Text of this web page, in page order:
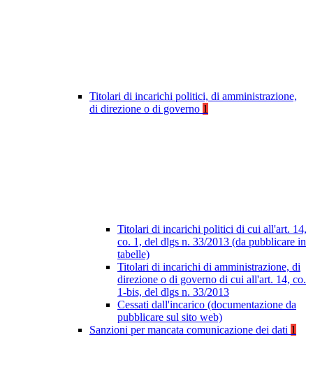
Titolari di incarichi politici, di amministrazione,
di direzione o di governo 1
Titolari di incarichi politici di cui all'art. 14,
co. 1, del dlgs n. 33/2013 (da pubblicare in
tabelle)
Titolari di incarichi di amministrazione, di
direzione o di governo di cui all'art. 14, co.
1-bis, del dlgs n. 33/2013
Cessati dall'incarico (documentazione da
pubblicare sul sito web)
Sanzioni per mancata comunicazione dei dati 1